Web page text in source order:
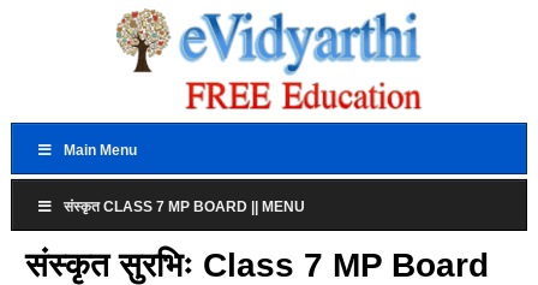
Main Menu
संस्कृत CLASS 7 MP BOARD || MENU
संस्कृत सुरभिः Class 7 MP Board